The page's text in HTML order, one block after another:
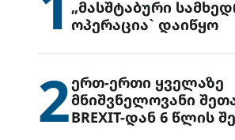
„მასშტაბური
ოპერაცია` დაიწყო
2ერთ-ერთი ყველაზე
მნიშვნელოვანი
BREXIT-დან 6 წლის